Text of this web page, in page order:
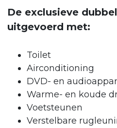
De exclusieve
uitgevoerd met:
Toilet
Airconditioning
DVD- en
Warme- en koude
Voetsteunen
Verstelbare